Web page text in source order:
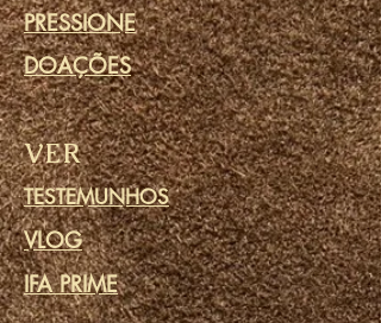
PRESSIONE
DOAÇÕES
VER
TESTEMUNHOS
VLOG
IFA PRIME